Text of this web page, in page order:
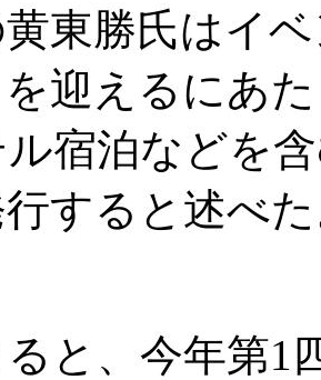
東勝氏はイ
迎えるにあ
宿泊などを
すると述べ
と、今年第1